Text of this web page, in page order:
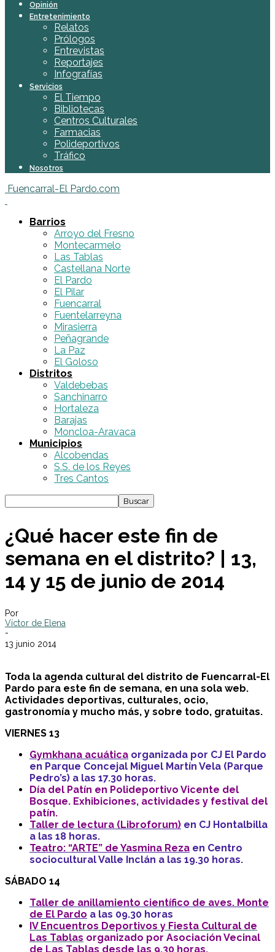
Opinión
Entretenimiento
Relatos
Prólogos
Entrevistas
Reportajes
Infografías
Servicios
El Tiempo
Bibliotecas
Centros Culturales
Farmacias
Polideportivos
Tráfico
Nosotros
Fuencarral-El Pardo.com
Barrios
Arroyo del Fresno
Montecarmelo
Las Tablas
Castellana Norte
El Pardo
El Pilar
Fuencarral
Fuentelarreyna
Mirasierra
Peñagrande
La Paz
El Goloso
Distritos
Valdebebas
Sanchinarro
Hortaleza
Barajas
Moncloa-Aravaca
Municipios
Alcobendas
S.S. de los Reyes
Tres Cantos
¿Qué hacer este fin de
semana en el distrito? | 13,
14 y 15 de junio de 2014
Por
Víctor de Elena
-
13 junio 2014
Toda la agenda cultural del distrito de Fuencarral-El
Pardo para este fin de semana, en una sola web.
Actividades deportivas, culturales, ocio,
gastronomía y mucho más, y sobre todo, gratuitas.
VIERNES 13
Gymkhana acuática organizada por CJ El Pardo
en Parque Concejal Miguel Martín Vela (Parque
Pedro’s) a las 17.30 horas.
Día del Patín en Polideportivo Vicente del
Bosque. Exhibiciones, actividades y festival del
patín.
Taller de lectura (Libroforum) en CJ Hontalbilla
a las 18 horas.
Teatro: “ARTE” de Yasmina Reza en Centro
sociocultural Valle Inclán a las 19.30 horas.
SÁBADO 14
Taller de anillamiento científico de aves. Monte
de El Pardo a las 09.30 horas
IV Encuentros Deportivos y Fiesta Cultural de
Las Tablas organizado por Asociación Vecinal
de Las Tablas desde las 9.30 horas.